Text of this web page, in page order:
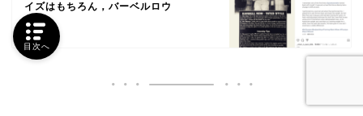
イズはもちろん，バーベルロウ
目次へ